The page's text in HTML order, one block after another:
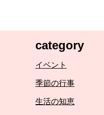
category
イベント
季節の行事
生活の知恵